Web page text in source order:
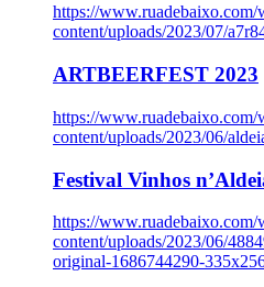
https://www.ruadebaixo.com/
content/uploads/2023/07/
ARTBEERFEST 2023
https://www.ruadebaixo.com/
content/uploads/2023/06/
Festival Vinhos
https://www.ruadebaixo.com/
content/uploads/2023/06/
original-1686744290-